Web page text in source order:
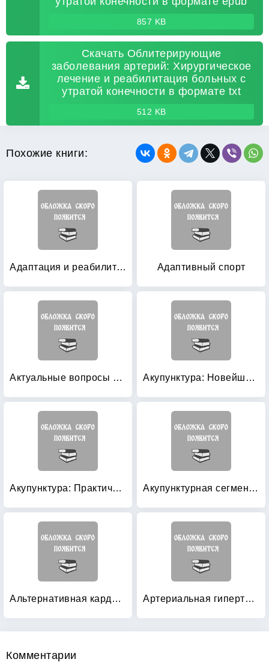
857 KB
Скачать Облитерирующие
заболевания артерий: Хирургическое
лечение и реабилитация больных с
утратой конечности в формате txt
512 KB
Похожие книги:
Адаптация и реабилитация в спорте высших достижений Адаптивный спорт
Актуальные вопросы физиотерапии: Избранные лекции Акупунктура: Новейший справочник
Акупунктура: Практическое руководство Акупунктурная сегментно-зональная вегетотерапия
Альтернативная кардиореабилитация Артериальная гипертония: Школа здоровья (+ CD-ROM)
Комментарии